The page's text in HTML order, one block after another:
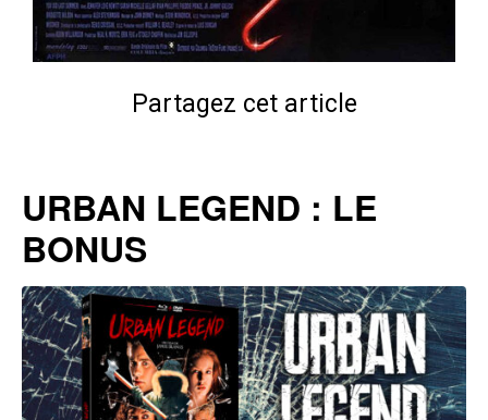
Partagez cet article
URBAN LEGEND : LE
BONUS